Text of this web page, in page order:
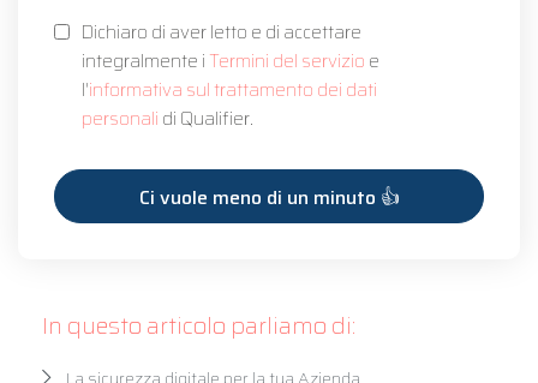
Dichiaro di aver letto e di accettare
integralmente i Termini del servizio e
l'informativa sul trattamento dei dati
personali di Qualifier.
In questo articolo parliamo di: